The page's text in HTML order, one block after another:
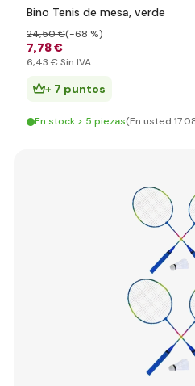
Bino Tenis de mesa, verde
7,78 €
24,50 €(-68 %)
6,43 € Sin IVA
+ 7 puntos
En stock > 5 piezas(En usted